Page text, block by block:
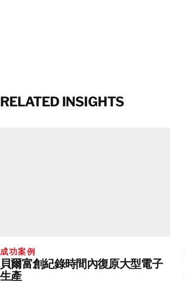
RELATED INSIGHTS
成功案例
貝爾富創紀錄時間內復原大型電子
生產